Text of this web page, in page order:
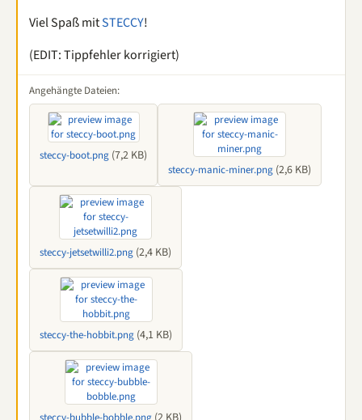
Viel Spaß mitSTECCY!
(EDIT: Tippfehler korrigiert)
Angehängte Dateien:
steccy-boot.png (7,2 KB)
steccy-manic-miner.png (2,6 KB)
steccy-jetsetwilli2.png (2,4 KB)
steccy-the-hobbit.png (4,1 KB)